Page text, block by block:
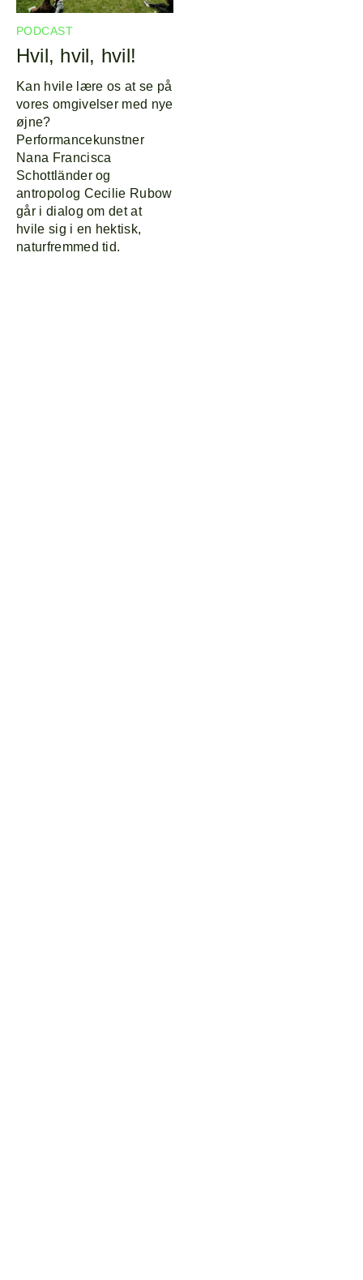
PODCAST
Hvil, hvil, hvil!
Kan hvile lære os at se på
vores omgivelser med nye
øjne?
Performancekunstner
Nana Francisca
Schottländer og
antropolog Cecilie Rubow
går i dialog om det at
hvile sig i en hektisk,
naturfremmed tid.